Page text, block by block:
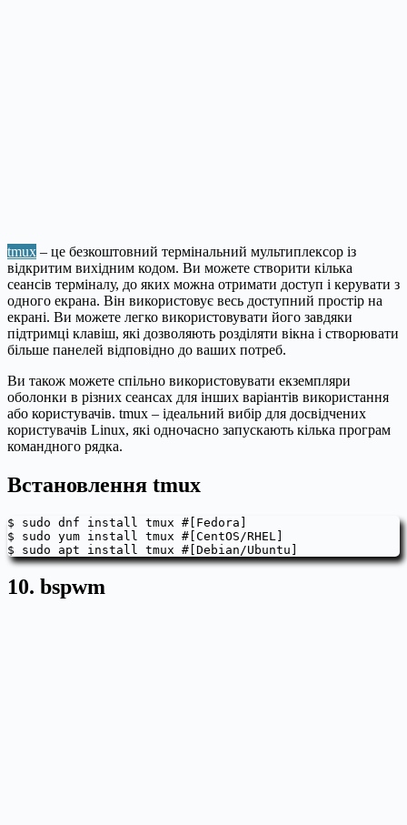
tmux – це безкоштовний термінальний мультиплексор із
відкритим вихідним кодом. Ви можете створити кілька
сеансів терміналу, до яких можна отримати доступ і керувати з
одного екрана. Він використовує весь доступний простір на
екрані. Ви можете легко використовувати його завдяки
підтримці клавіш, які дозволяють розділяти вікна і створювати
більше панелей відповідно до ваших потреб.
Ви також можете спільно використовувати екземпляри
оболонки в різних сеансах для інших варіантів використання
або користувачів. tmux – ідеальний вибір для досвідчених
користувачів Linux, які одночасно запускають кілька програм
командного рядка.
Встановлення tmux
$ sudo dnf install tmux #[Fedora]
$ sudo yum install tmux #[CentOS/RHEL]
$ sudo apt install tmux #[Debian/Ubuntu]
10. bspwm